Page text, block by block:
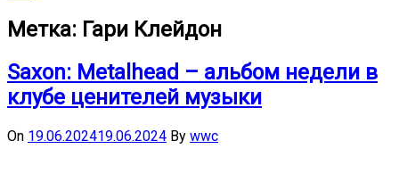
Метка: Гари Клейдон
Saxon: Metalhead – альбом недели в
клубе ценителей музыки
On 19.06.202419.06.2024 By wwc